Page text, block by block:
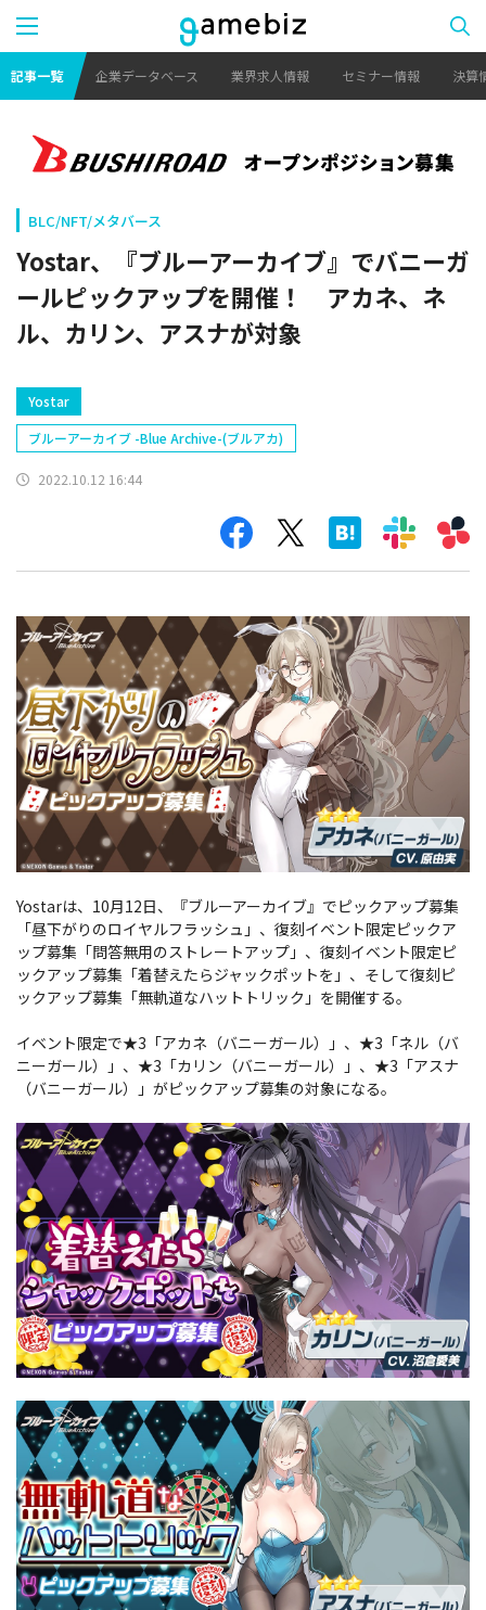
記事一覧 企業データベース 業界求人情報 セミナー情報 決算
BLC/NFT/メタバース
Yostar、『ブルーアーカイブ』でバニーガ
ールピックアップを開催！ アカネ、ネ
ル、カリン、アスナが対象
Yostar
ブルーアーカイブ -Blue Archive-(ブルアカ)
2022.10.12 16:44
Yostarは、10月12日、『ブルーアーカイブ』でピックアップ募集
「昼下がりのロイヤルフラッシュ」、復刻イベント限定ピックア
ップ募集「問答無用のストレートアップ」、復刻イベント限定ピ
ックアップ募集「着替えたらジャックポットを」、そして復刻ピ
ックアップ募集「無軌道なハットトリック」を開催する。
イベント限定で★3「アカネ（バニーガール）」、★3「ネル（バ
ニーガール）」、★3「カリン（バニーガール）」、★3「アスナ
（バニーガール）」がピックアップ募集の対象になる。